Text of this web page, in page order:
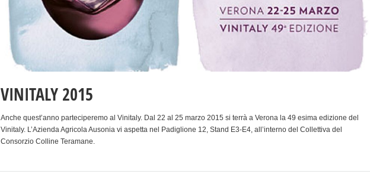
VINITALY 2015
Anche quest’anno parteciperemo al Vinitaly. Dal 22 al 25 marzo 2015 si terrà a Verona la 49 esima edizione del
Vinitaly. L’Azienda Agricola Ausonia vi aspetta nel Padiglione 12, Stand E3-E4, all’interno del Collettiva del
Consorzio Colline Teramane.